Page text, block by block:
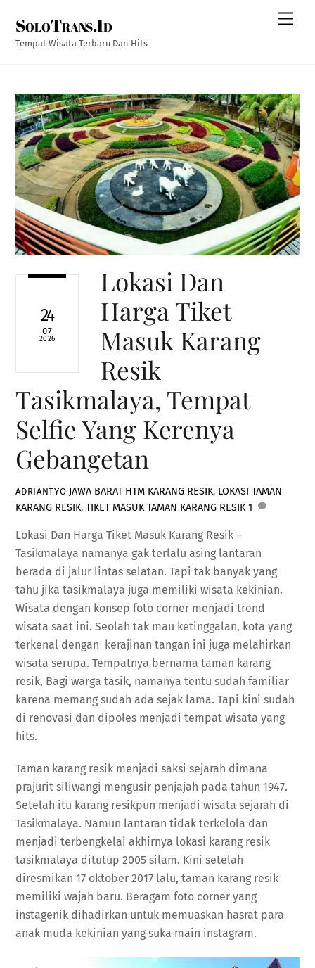
content
SoloTrans.Id
Tempat Wisata Terbaru Dan Hits
24
07
2026
Lokasi Dan
Harga Tiket
Masuk Karang
Resik
Tasikmalaya, Tempat
Selfie Yang Kerenya
Gebangetan
ADRIANTYO JAWA BARAT HTM KARANG RESIK, LOKASI TAMAN
KARANG RESIK,TIKET MASUK TAMAN KARANG RESIK 1
Lokasi Dan Harga Tiket Masuk Karang Resik –
Tasikmalaya namanya gak terlalu asing lantaran
berada di jalur lintas selatan. Tapi tak banyak yang
tahu jika tasikmalaya juga memiliki wisata kekinian.
Wisata dengan konsep foto corner menjadi trend
wisata saat ini. Seolah tak mau ketinggalan, kota yang
terkenal dengan kerajinan tangan ini juga melahirkan
wisata serupa. Tempatnya bernama taman karang
resik, Bagi warga tasik, namanya tentu sudah familiar
karena memang sudah ada sejak lama. Tapi kini sudah
di renovasi dan dipoles menjadi tempat wisata yang
hits.
Taman karang resik menjadi saksi sejarah dimana
prajurit siliwangi mengusir penjajah pada tahun 1947.
Setelah itu karang resikpun menjadi wisata sejarah di
Tasikmalaya. Namun lantaran tidak terkelola dan
menjadi terbengkelai akhirnya lokasi karang resik
tasikmalaya ditutup 2005 silam. Kini setelah
diresmikan 17 oktober 2017 lalu, taman karang resik
memiliki wajah baru. Beragam foto corner yang
instagenik dihadirkan untuk memuaskan hasrat para
anak muda kekinian yang suka main instagram.